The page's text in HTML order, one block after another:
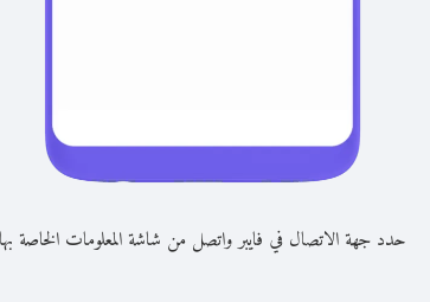
حدد جهة الاتصال في فايبر واتصل من شاشة المعلومات الخاصة بها